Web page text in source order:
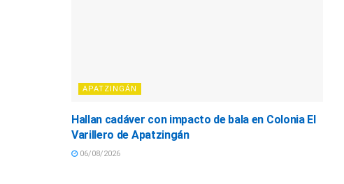
APATZINGÁN
Hallan cadáver con impacto de bala en Colonia El
Varillero de Apatzingán
06/08/2026